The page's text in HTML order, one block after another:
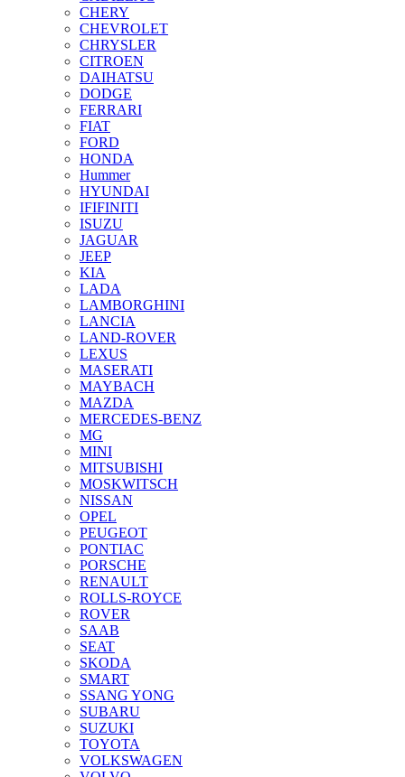
CHERY
CHEVROLET
CHRYSLER
CITROEN
DAIHATSU
DODGE
FERRARI
FIAT
FORD
HONDA
Hummer
HYUNDAI
IFIFINITI
ISUZU
JAGUAR
JEEP
KIA
LADA
LAMBORGHINI
LANCIA
LAND-ROVER
LEXUS
MASERATI
MAYBACH
MAZDA
MERCEDES-BENZ
MG
MINI
MITSUBISHI
MOSKWITSCH
NISSAN
OPEL
PEUGEOT
PONTIAC
PORSCHE
RENAULT
ROLLS-ROYCE
ROVER
SAAB
SEAT
SKODA
SMART
SSANG YONG
SUBARU
SUZUKI
TOYOTA
VOLKSWAGEN